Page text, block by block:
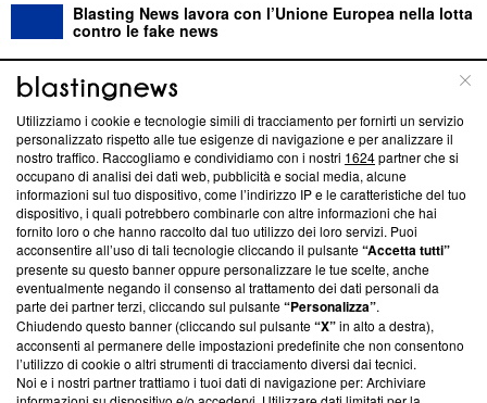
Blasting News lavora con l’Unione Europea nella lotta
contro le fake news
ABOUT LINEA EDITORIALE
Questa sezione offre informazioni trasparenti su Blasting
News, sui nostri processi editoriali e su come ci impegniamo a
creare news di qualità. Inoltre, afferma la nostra aderenza a
‘Trust Project - News with Integrity’Blasting News non è
ancora membro del programma, ma ha richiesto di farne
parte; Trust Project non ha ancora effettuato una verifica di
conformità agli standard.
Su di noi
Team editoriale
Corporate
Utilizziamo i cookie e tecnologie simili di tracciamento per fornirti un servizio
personalizzato rispetto alle tue esigenze di navigazione e per analizzare il
nostro traffico. Raccogliamo e condividiamo con i nostri 1624partner che si
occupano di analisi dei dati web, pubblicità e social media, alcune
informazioni sul tuo dispositivo, come l’indirizzo IP e le caratteristiche del tuo
dispositivo, i quali potrebbero combinarle con altre informazioni che hai
fornito loro o che hanno raccolto dal tuo utilizzo dei loro servizi. Puoi
acconsentire all’uso di tali tecnologie cliccando il pulsante“Accetta tutti”
presente su questo banner oppure personalizzare le tue scelte, anche
eventualmente negando il consenso al trattamento dei dati personali da
parte dei partner terzi, cliccando sul pulsante“Personalizza”.
Chiudendo questo banner (cliccando sul pulsante“X”in alto a destra),
acconsenti al permanere delle impostazioni predefinite che non consentono
l’utilizzo di cookie o altri strumenti di tracciamento diversi dai tecnici.
Noi e i nostri partner trattiamo i tuoi dati di navigazione per: Archiviare